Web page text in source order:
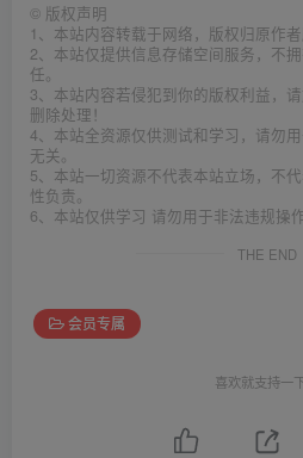
© 版权声明
1、本站内容转载于网络，版权归原作者
2、本站仅提供信息存储空间服务，不
任。
3、本站内容若侵犯到你的版权利益，
删除处理！
4、本站全资源仅供测试和学习，请勿
无关。
5、本站一切资源不代表本站立场，不
性负责。
6、本站仅供学习 请勿用于非法违规操
THE END
会员专属
喜欢就支持一